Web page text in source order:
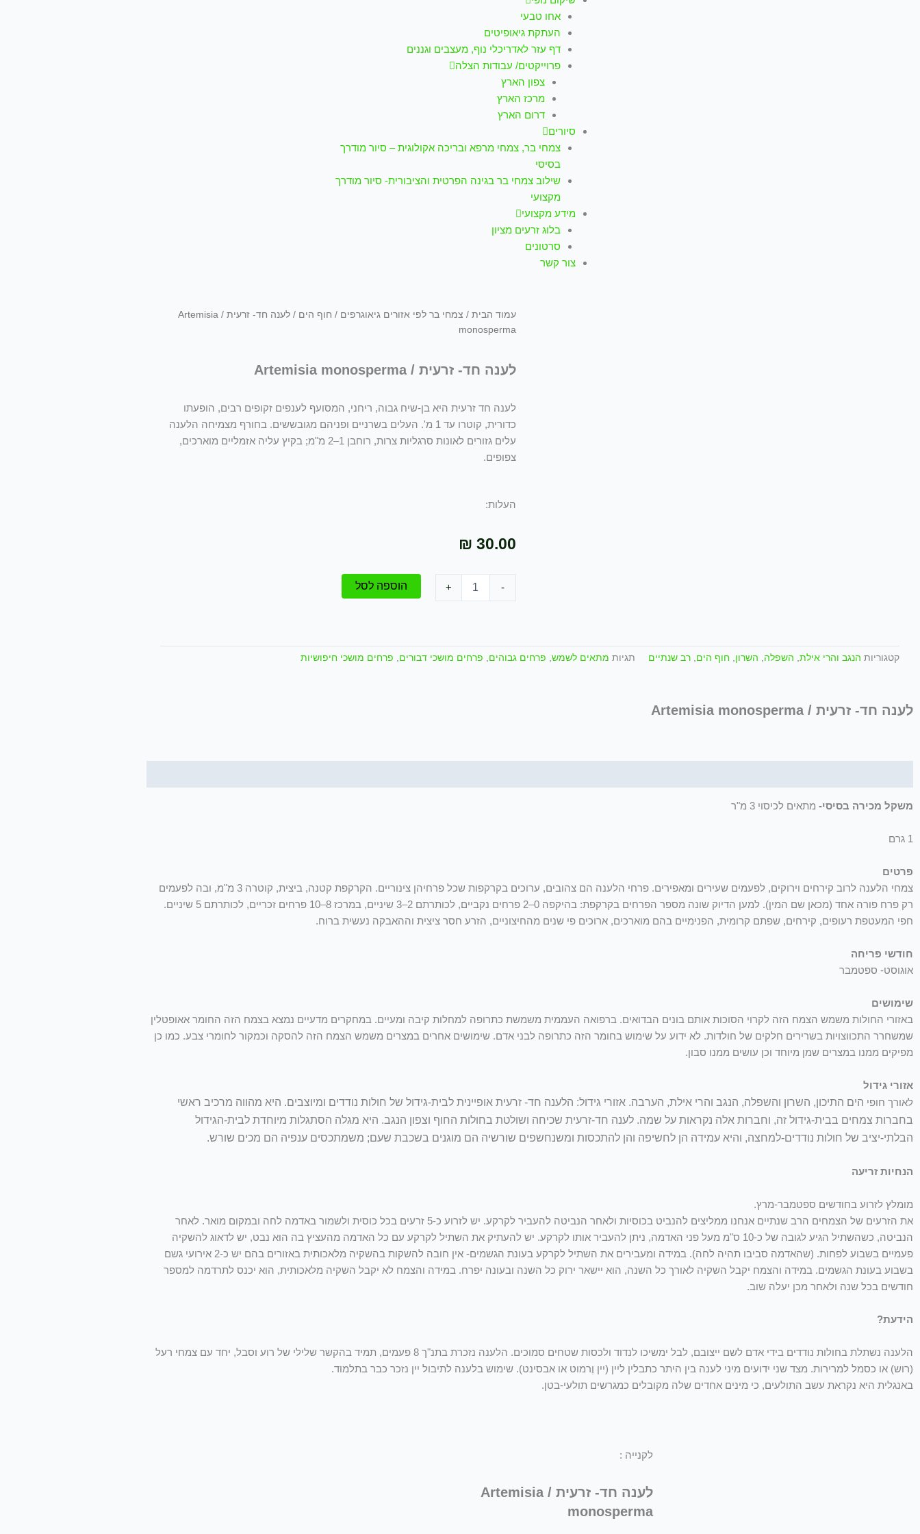
אחו טבעי
העתקת גיאופיטים
דף עזר לאדריכלי נוף, מעצבים וגננים
פרוייקטים/ עבודות הצלה
צפון הארץ
מרכז הארץ
דרום הארץ
סיורים
צמחי בר, צמחי מרפא ובריכה אקולוגית – סיור מודרך
בסיסי
שילוב צמחי בר בגינה הפרטית והציבורית- סיור מודרך
מקצועי
מידע מקצועי
בלוג זרעים מציון
סרטונים
צור קשר
עמוד הבית / צמחי בר לפי אזורים גיאוגרפים / חוף הים
/ לענה חד- זרעית / Artemisia
monosperma
לענה חד- זרעית / Artemisia monosperma
לענה חד זרעית היא בן-שיח גבוה, ריחני, המסועף לענפים זקופים רבים, הופעתו
כדורית, קוטרו עד 1 מ'. העלים בשרניים ופניהם מגובששים. בחורף מצמיחה הלענה
עלים גזורים לאונות סרגליות צרות, רוחבן 1–2 מ"מ; בקיץ עליה אזמליים מוארכים,
צפופים.
העלות:
₪ 30.00
-
Artemisia
+ הוספה לסל
קטגוריות הנגב והרי אילת, השפלה, השרון, חוף הים, רב שנתיים תגיות מתאים לשמש, פרחים גבוהים, פרחים מושכי דבורים, פרחים מושכי חיפושיות
לענה חד- זרעית / Artemisia monosperma
משקל מכירה בסיסי- מתאים לכיסוי 3 מ"ר
1 גרם
פרטים
צמחי הלענה לרוב קירחים וירוקים, לפעמים שעירים ומאפירים. פרחי הלענה הם צהובים, ערוכים בקרקפות שכל פרחיהן צינוריים. הקרקפת קטנה, ביצית, קוטרה 3 מ"מ, ובה לפעמים
רק פרח פורה אחד (מכאן שם המין). למען הדיוק שונה מספר הפרחים בקרקפת: בהיקפה 0–2 פרחים נקביים, לכותרתם 2–3 שיניים, במרכז 8–10 פרחים זכריים, לכותרתם 5 שיניים.
חפי המעטפת רעופים, קירחים, שפתם קרומית, הפנימיים בהם מוארכים, ארוכים פי שנים מהחיצוניים, הזרע חסר ציצית וההאבקה נעשית ברוח.
חודשי פריחה
אוגוסט- ספטמבר
שימושים
באזורי החולות משמש הצמח הזה לקרוי הסוכות אותם בונים הבדואים. ברפואה העממית משמשת כתרופה למחלות קיבה ומעיים. במחקרים מדעיים נמצא בצמח הזה החומר אאופטלין
שמשחרר התכווצויות בשרירים חלקים של חולדות. לא ידוע על שימוש בחומר הזה כתרופה לבני אדם. שימושים אחרים במצרים משמש הצמח הזה להסקה וכמקור לחומרי צבע. כמו כן
מפיקים ממנו במצרים שמן מיוחד וכן עושים ממנו סבון.
אזורי גידול
לאורך חופי הים התיכון, השרון והשפלה, הנגב והרי אילת, הערבה. אזורי גידול: הלענה חד- זרעית אופיינית לבית-גידול של חולות נודדים ומיוצבים. היא מהווה מרכיב ראשי
בחברות צמחים בבית-גידול זה, וחברות אלה נקראות על שמה. לענה חד-זרעית שכיחה ושולטת בחולות החוף וצפון הנגב. היא מגלה הסתגלות מיוחדת לבית-הגידול
הבלתי-יציב של חולות נודדים-למחצה, והיא עמידה הן לחשיפה והן להתכסות ומשנחשפים שורשיה הם מוגנים בשכבת שעם; משמתכסים ענפיה הם מכים שורש.
הנחיות זריעה
מומלץ לזרוע בחודשים ספטמבר-מרץ.
את הזרעים של הצמחים הרב שנתיים אנחנו ממליצים להנביט בכוסיות ולאחר הנביטה להעביר לקרקע. יש לזרוע כ-5 זרעים בכל כוסית ולשמור באדמה לחה ובמקום מואר. לאחר
הנביטה, כשהשתיל הגיע לגובה של כ-10 ס"מ מעל פני האדמה, ניתן להעביר אותו לקרקע. יש להעתיק את השתיל לקרקע עם כל האדמה מהעציץ בה הוא נבט, יש לדאוג להשקיה
פעמיים בשבוע לפחות. (שהאדמה סביבו תהיה לחה). במידה ומעבירים את השתיל לקרקע בעונת הגשמים- אין חובה להשקות בהשקיה מלאכותית באזורים בהם יש כ-2 אירועי גשם
בשבוע בעונת הגשמים. במידה והצמח יקבל השקיה לאורך כל השנה, הוא יישאר ירוק כל השנה ובעונה יפרח. במידה והצמח לא יקבל השקיה מלאכותית, הוא יכנס לתרדמה למספר
חודשים בכל שנה ולאחר מכן יעלה שוב.
הידעת?
הלענה נשתלת בחולות נודדים בידי אדם לשם ייצובם, לבל ימשיכו לנדוד ולכסות שטחים סמוכים. הלענה נזכרת בתנ"ך 8 פעמים, תמיד בהקשר שלילי של רוע וסבל, יחד עם צמחי רעל
(רוש) או כסמל למרירות. מצד שני ידועים מיני לענה בין היתר כתבלין ליין (יין וֶרמוט או אבסינט). שימוש בלענה לתיבול יין נזכר כבר בתלמוד.
באנגלית היא נקראת עשב התולעים, כי מינים אחדים שלה מקובלים כמגרשים תולעי-בטן.
לקנייה :
לענה חד- זרעית / Artemisia
monosperma